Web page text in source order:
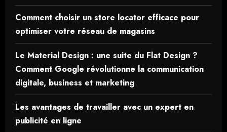
Comment choisir un store locator efficace pour
optimiser votre réseau de magasins
Le Material Design : une suite du Flat Design ?
Comment Google révolutionne la communication
digitale, business et marketing
Les avantages de travailler avec un expert en
publicité en ligne